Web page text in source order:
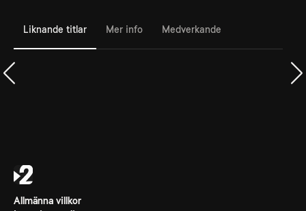
Liknande titlar Mer info Medverkande
Allmänna villkor